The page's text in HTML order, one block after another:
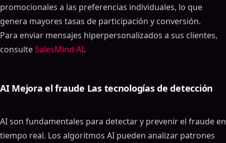
promocionales a las preferencias individuales, lo que
genera mayores tasas de participación y conversión.
Para enviar mensajes hiperpersonalizados a sus clientes,
consulteSalesMind AI.
AI Mejora el fraude Las tecnologías de detección
AI son fundamentales para detectar y prevenir el fraude en
tiempo real. Los algoritmos AI pueden analizar patrones